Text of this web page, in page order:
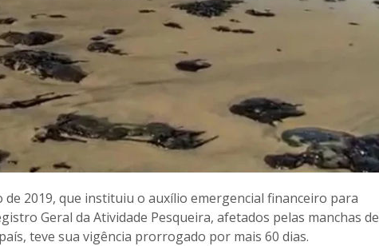
de 2019, que instituiu o auxílio emergencial financeiro para
Geral da Atividade Pesqueira, afetados pelas manchas de
teve sua vigência prorrogado por mais 60 dias.